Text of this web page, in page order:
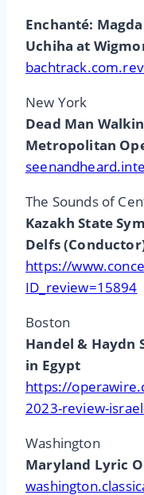
Enchanté:
Uchiha at
New York
Dead Man
Metropolitan
The Sounds of
Kazakh State
Delfs
https://
ID_review=15894
Boston
Handel & Haydn
in Egypt
https://
2023-review-
Washington
Maryland Lyric